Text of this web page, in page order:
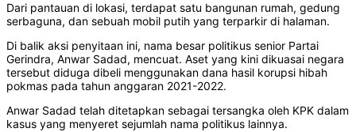
Dari pantauan di lokasi, terdapat satu bangunan rumah, gedung
serbaguna, dan sebuah mobil putih yang terparkir di halaman.
Di balik aksi penyitaan ini, nama besar politikus senior Partai
Gerindra, Anwar Sadad, mencuat. Aset yang kini dikuasai negara
tersebut diduga dibeli menggunakan dana hasil korupsi hibah
pokmas pada tahun anggaran 2021-2022.
Anwar Sadad telah ditetapkan sebagai tersangka oleh KPK dalam
kasus yang menyeret sejumlah nama politikus lainnya.